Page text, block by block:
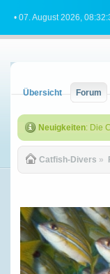
• 07. August 2026,
Übersicht Forum
Neuigkeiten: Die
Catfish-Divers »